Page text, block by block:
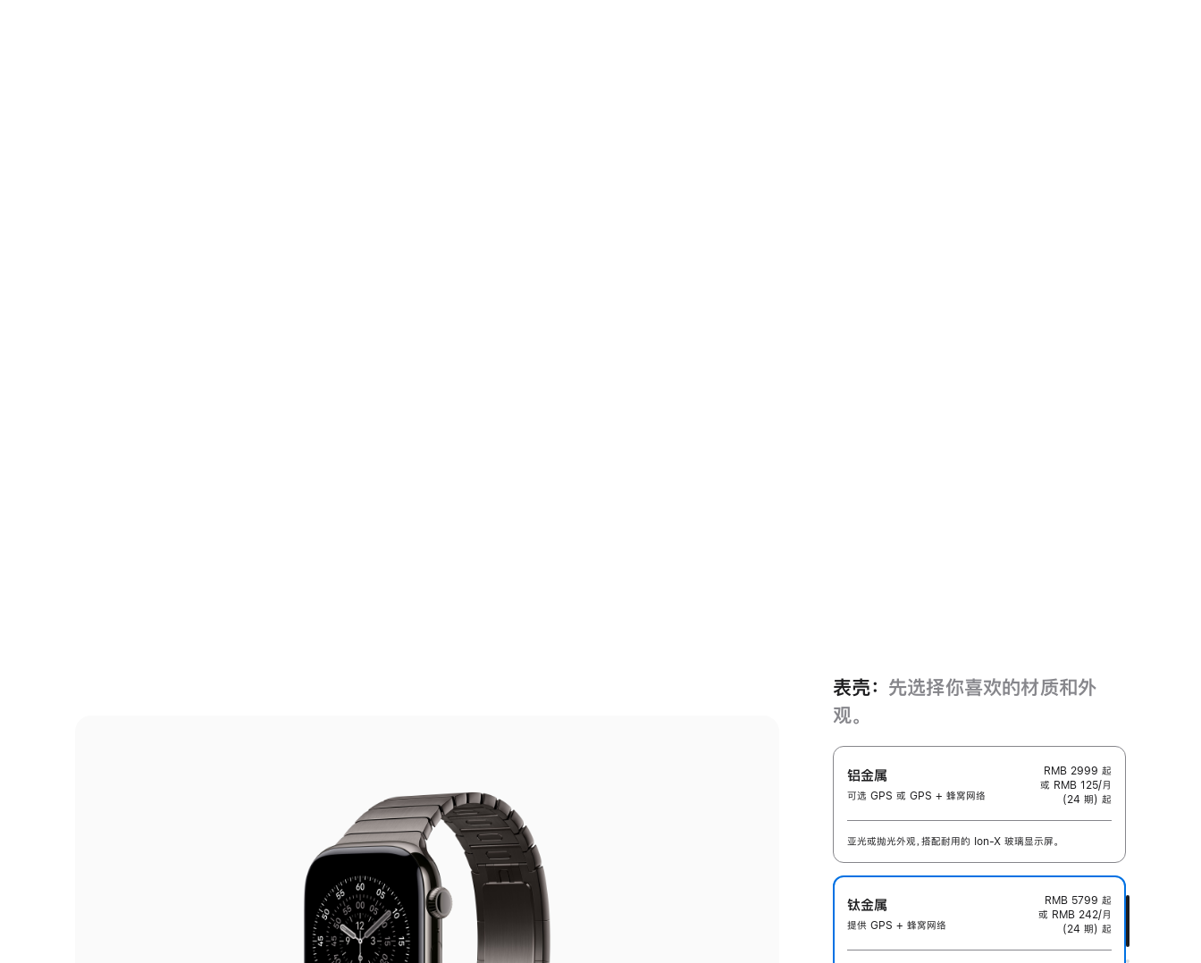
表壳： 先选择你喜欢的材质和外
观。
铝金属
可选 GPS 或 GPS + 蜂窝网络
RMB 2999 起
或 RMB 125/月
(24 期) 起
亚光或抛光外观，搭配耐用的 Ion-X 玻璃显示屏。
钛金属
提供 GPS + 蜂窝网络
RMB 5799 起
或 RMB 242/月
(24 期) 起